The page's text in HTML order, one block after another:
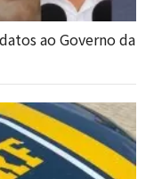
ao Governo da